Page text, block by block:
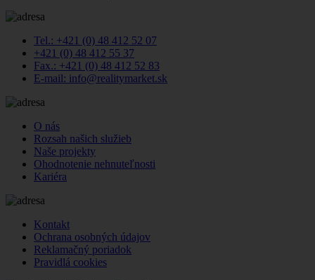
Tel.: +421 (0) 48 412 52 07
+421 (0) 48 412 55 37
Fax.: +421 (0) 48 412 52 83
E-mail: info@realitymarket.sk
O nás
Rozsah našich služieb
Naše projekty
Ohodnotenie nehnuteľnosti
Kariéra
Kontakt
Ochrana osobných údajov
Reklamačný poriadok
Pravidlá cookies